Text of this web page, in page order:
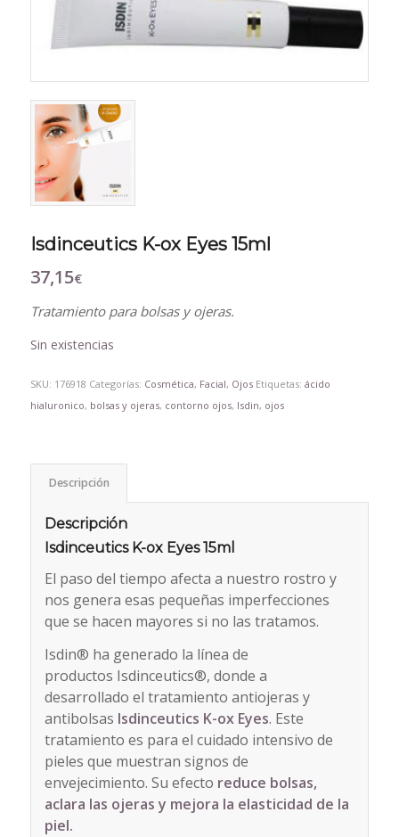
Isdinceutics K-ox Eyes 15ml
37,15€
Tratamiento para bolsas y ojeras.
Sin existencias
SKU: 176918 Categorías: Cosmética, Facial, Ojos Etiquetas: ácido
hialuronico, bolsas y ojeras, contorno ojos, Isdin, ojos
Descripción
Descripción
Isdinceutics K-ox Eyes 15ml
El paso del tiempo afecta a nuestro rostro y
nos genera esas pequeñas imperfecciones
que se hacen mayores si no las tratamos.
Isdin® ha generado la línea de
productos Isdinceutics®, donde a
desarrollado el tratamiento antiojeras y
antibolsas Isdinceutics K-ox Eyes. Este
tratamiento es para el cuidado intensivo de
pieles que muestran signos de
envejecimiento. Su efecto reduce bolsas,
aclara las ojeras y mejora la elasticidad de la
piel.